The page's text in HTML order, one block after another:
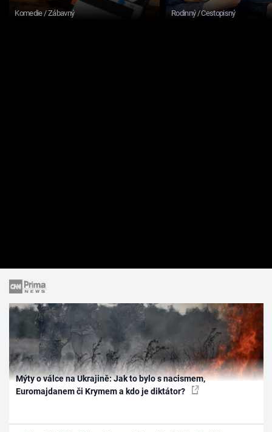
Komedie / Zábavný Rodinný / Cestopisný
Mýty o válce na Ukrajině: Jak to bylo s nacismem,
Euromajdanem či Krymem a kdo je diktátor?